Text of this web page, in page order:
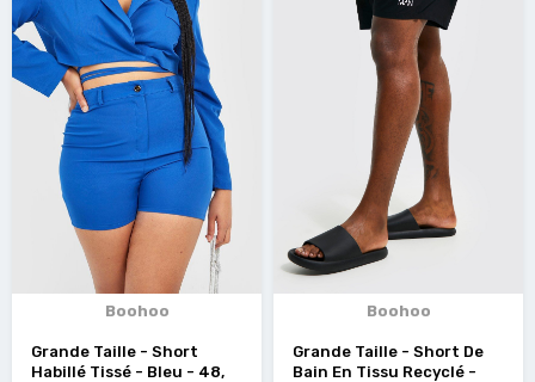
Boohoo
Grande Taille - Short
Habillé Tissé - Bleu - 48,
Boohoo
Grande Taille - Short De
Bain En Tissu Recyclé -